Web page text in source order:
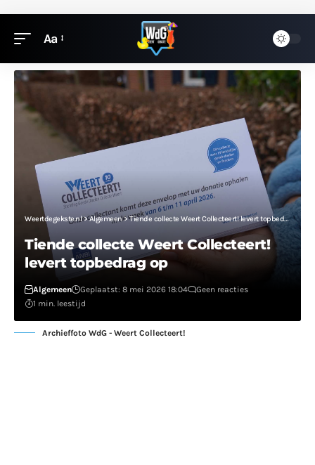
Aa
Weertdegekste.nl>Algemeen>Tiende collecte Weert Collecteert! levert topbedrag op
Tiende collecte Weert Collecteert!
levert topbedrag op
Algemeen Geplaatst: 8 mei 2026 18:04
Geen reacties
1 min. leestijd
Archieffoto WdG - Weert Collecteert!